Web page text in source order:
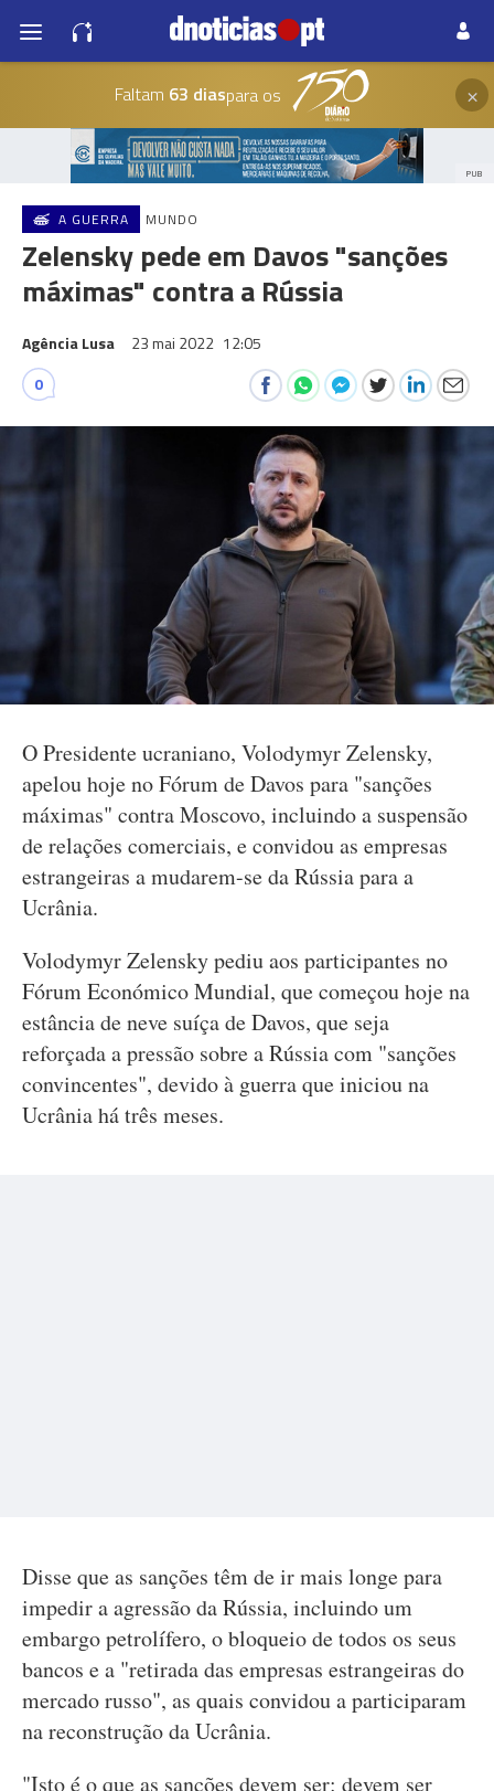
Faltam 63 diaspara os ×
PUB
A GUERRA MUNDO
Zelensky pede em Davos "sanções
máximas" contra a Rússia
Agência Lusa 23 mai 2022 12:05
0
O Presidente ucraniano, Volodymyr Zelensky,
apelou hoje no Fórum de Davos para "sanções
máximas" contra Moscovo, incluindo a suspensão
de relações comerciais, e convidou as empresas
estrangeiras a mudarem-se da Rússia para a
Ucrânia.
Volodymyr Zelensky pediu aos participantes no
Fórum Económico Mundial, que começou hoje na
estância de neve suíça de Davos, que seja
reforçada a pressão sobre a Rússia com "sanções
convincentes", devido à guerra que iniciou na
Ucrânia há três meses.
Disse que as sanções têm de ir mais longe para
impedir a agressão da Rússia, incluindo um
embargo petrolífero, o bloqueio de todos os seus
bancos e a "retirada das empresas estrangeiras do
mercado russo", as quais convidou a participaram
na reconstrução da Ucrânia.
"Isto é o que as sanções devem ser: devem ser